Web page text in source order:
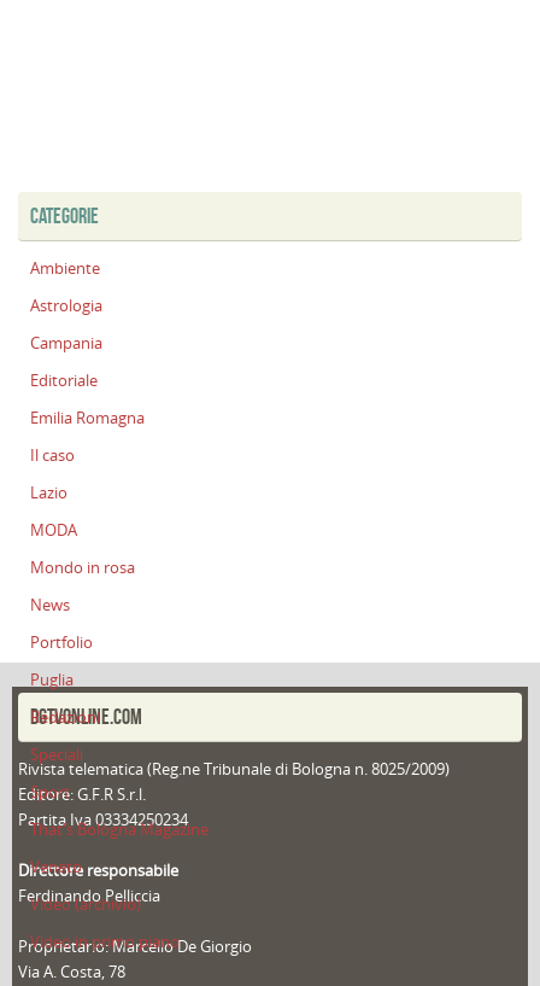
CATEGORIE
Ambiente
Astrologia
Campania
Editoriale
Emilia Romagna
Il caso
Lazio
MODA
Mondo in rosa
News
Portfolio
Puglia
Redazioni
Speciali
Sport
That's Bologna Magazine
Veneto
Video (archivio)
Video in primo piano
DGTVONLINE.COM
Rivista telematica (Reg.ne Tribunale di Bologna n. 8025/2009)
Editore: G.F.R S.r.l.
Partita Iva 03334250234
Direttore responsabile
Ferdinando Pelliccia
Proprietario: Marcello De Giorgio
Via A. Costa, 78